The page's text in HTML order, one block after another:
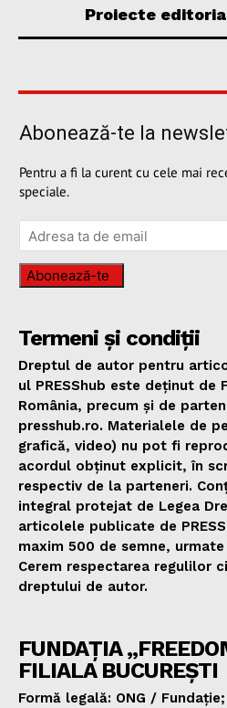
Proiecte
Abonează-te la
Pentru a fi la curent cu cele mai
speciale.
Abonează-te
Termeni și condiții
Dreptul de autor pentru
ul PRESShub este deținut de
România, precum și de
presshub.ro. Materialele de
grafică, video) nu pot fi
acordul obținut explicit, în
respectiv de la parteneri.
integral protejat de Legea
articolele publicate de
maxim 500 de semne,
Cerem respectarea regulilor
dreptului de autor.
FUNDAȚIA
FILIALA BUCUREȘTI
Formă legală: ONG /